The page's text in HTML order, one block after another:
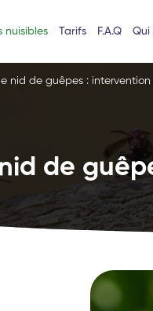
nuisibles Tarifs F.A.Q Qui
nid de guêpes :
de